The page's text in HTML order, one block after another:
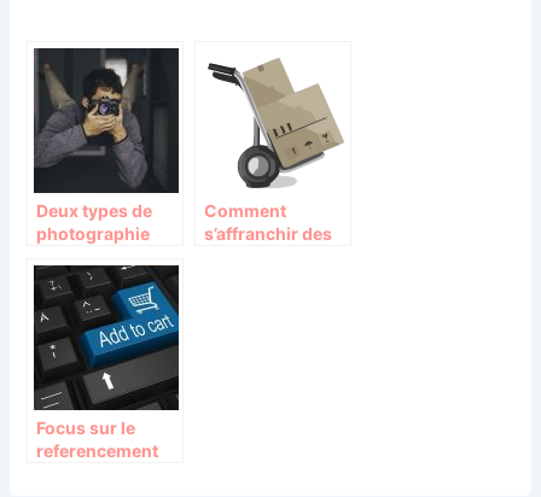
Deux types de
photographie
De mode et d’art
Comment
s’affranchir des
Focus sur le
referencement